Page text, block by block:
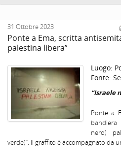
31 Ottobre 2023
Ponte a Ema, scritta
palestina libera”
Luogo:
Fonte:
“Israele
Ponte a
bandiera
nero)
verde)”. Il graffito è accompagnato da